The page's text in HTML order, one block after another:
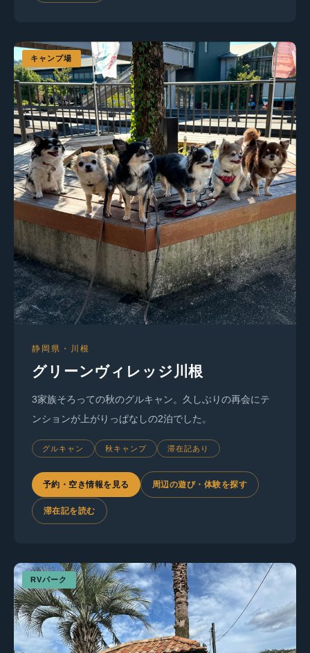
キャンプ場
静岡県・川根
グリーンヴィレッジ川根
3家族そろっての秋のグルキャン。久しぶりの再会にテ
ンションが上がりっぱなしの2泊でした。
グルキャン 秋キャンプ 滞在記あり
予約・空き情報を見る 周辺の遊び・体験を探す
滞在記を読む
RVパーク